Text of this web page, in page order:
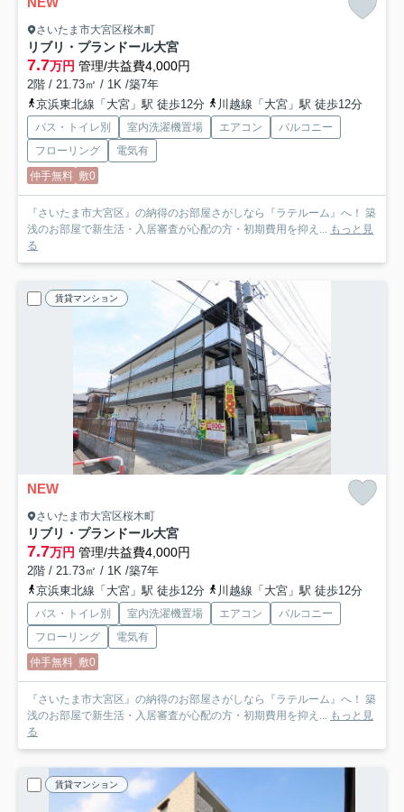
さいたま市大宮区桜木町
リブリ・プランドール大宮
7.7万円 管理/共益費4,000円
2階 / 21.73㎡ / 1K /築7年
京浜東北線「大宮」駅 徒歩12分
川越線「大宮」駅 徒歩12分
バス・トイレ別 室内洗濯機置場 エアコン
バルコニー
フローリング
電気有
仲手無料 敷0
『さいたま市大宮区』の納得のお部屋さがしなら『ラテルーム』へ！ 築
浅のお部屋で新生活・入居審査が心配の方・初期費用を抑え... もっと見
る
賃貸マンション
NEW
さいたま市大宮区桜木町
リブリ・プランドール大宮
7.7万円 管理/共益費4,000円
2階 / 21.73㎡ / 1K /築7年
京浜東北線「大宮」駅 徒歩12分
川越線「大宮」駅 徒歩12分
バス・トイレ別 室内洗濯機置場 エアコン
バルコニー
フローリング
電気有
仲手無料 敷0
『さいたま市大宮区』の納得のお部屋さがしなら『ラテルーム』へ！ 築
浅のお部屋で新生活・入居審査が心配の方・初期費用を抑え... もっと見
る
賃貸マンション